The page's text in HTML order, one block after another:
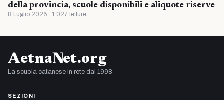
della provincia, scuole disponibili e aliquote riserve
8 Luglio 2026 · 1.027 letture
AetnaNet.org
La scuola catanese in rete dal 1998
SEZIONI